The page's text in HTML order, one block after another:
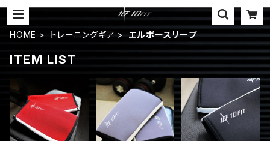
HOME トレーニングギア エルボースリーブ
ITEM LIST